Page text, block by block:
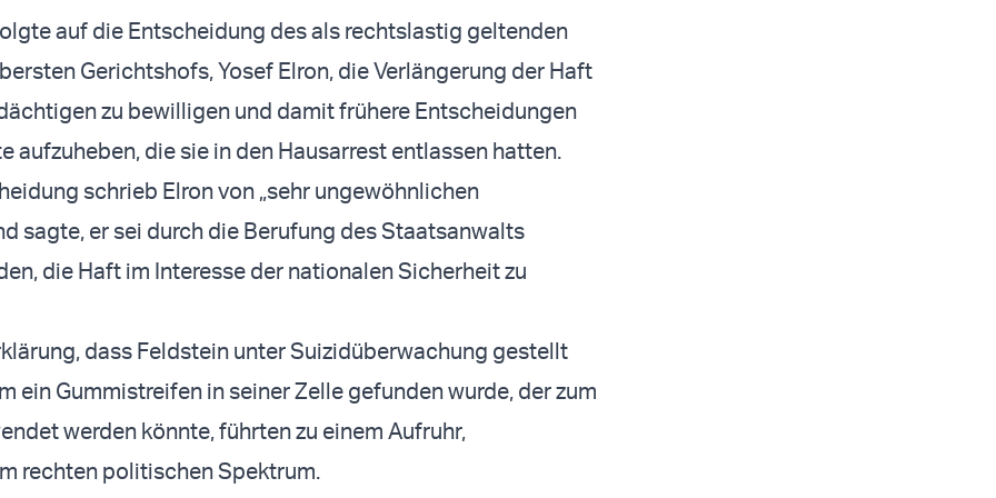
auf die Entscheidung des als rechtslastig geltenden
Gerichtshofs, Yosef Elron, die Verlängerung der Haft
zu bewilligen und damit frühere Entscheidungen
aufzuheben, die sie in den Hausarrest entlassen hatten.
schrieb Elron von „sehr ungewöhnlichen
sagte, er sei durch die Berufung des Staatsanwalts
die Haft im Interesse der nationalen Sicherheit zu
dass Feldstein unter Suizidüberwachung gestellt
ein Gummistreifen in seiner Zelle gefunden wurde, der zum
werden könnte, führten zu einem Aufruhr,
rechten politischen Spektrum.